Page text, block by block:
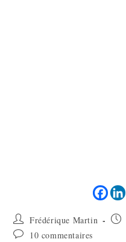
Frédérique Martin
10 commentaires